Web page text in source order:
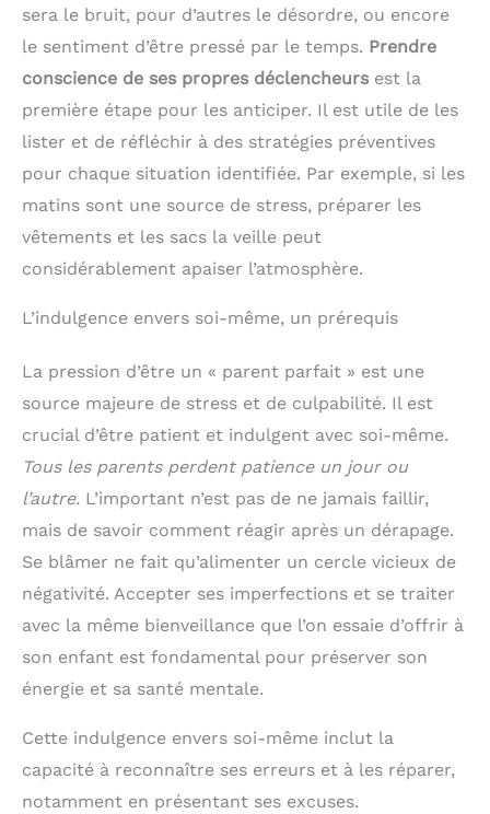
emporter leurs jouets
préférés avec eux ou les
partager avec leurs amis.
sera le bruit, pour d’autres le désordre, ou encore
le sentiment d’être pressé par le temps. Prendre
conscience de ses propres déclencheurs est la
première étape pour les anticiper. Il est utile de les
lister et de réfléchir à des stratégies préventives
pour chaque situation identifiée. Par exemple, si les
matins sont une source de stress, préparer les
vêtements et les sacs la veille peut
considérablement apaiser l’atmosphère.
L’indulgence envers soi-même, un prérequis
La pression d’être un « parent parfait » est une
source majeure de stress et de culpabilité. Il est
crucial d’être patient et indulgent avec soi-même.
Tous les parents perdent patience un jour ou
l’autre. L’important n’est pas de ne jamais faillir,
mais de savoir comment réagir après un dérapage.
Se blâmer ne fait qu’alimenter un cercle vicieux de
négativité. Accepter ses imperfections et se traiter
avec la même bienveillance que l’on essaie d’offrir à
son enfant est fondamental pour préserver son
énergie et sa santé mentale.
Cette indulgence envers soi-même inclut la
capacité à reconnaître ses erreurs et à les réparer,
notamment en présentant ses excuses.